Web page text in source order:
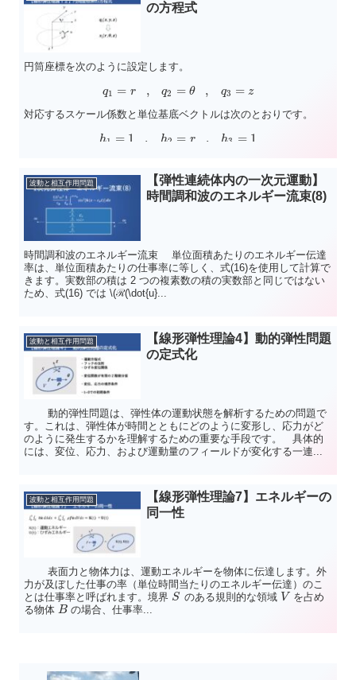
の方程式
円筒座標を次のように設定します。
q1 = r , q2 = θ , q3 = z
対応するスケール係数と単位基底ベクトルは次のとおりです。
h1 = 1 , h2 = r , h3 = 1
波動と相互作用問題
【弾性連続体内の一次元運動】
時間調和波のエネルギー流束(8)
時間調和波のエネルギー流束 単位面積あたりのエネルギー伝達
率は、単位面積あたりの仕事率に等しく、式(16)を使用して計算で
きます。実数部の積は 2 つの複素数の積の実数部と同じではない
ため、式(16) では \(ℛ(\dot{u}...
波動と相互作用問題
【線形弾性理論4】動的弾性問題
の定式化
動的弾性問題は、弾性体の運動状態を解析するための問題で
す。これは、弾性体が時間とともにどのように変形し、応力がど
のように発生するかを理解するための重要な手段です。 具体的
には、変位、応力、および運動量のフィールドが変化する一連...
波動と相互作用問題
【線形弾性理論7】エネルギーの
同一性
表面力と物体力は、運動エネルギーを物体に伝達します。外
力が及ぼした仕事の率（単位時間当たりのエネルギー伝達）のこ
とは仕事率と呼ばれます。境界 S のある規則的な領域 V
を占め
る物体 B の場合、仕事率...